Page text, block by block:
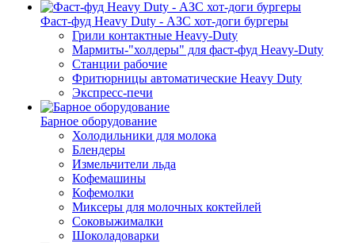
Фаст-фуд Heavy Duty - АЗС хот-доги бургеры
Грили контактные Heavy-Duty
Мармиты-"холдеры" для фаст-фуд Heavy-Duty
Станции рабочие
Фритюрницы автоматические Heavy Duty
Экспресс-печи
Барное оборудование
Холодильники для молока
Блендеры
Измельчители льда
Кофемашины
Кофемолки
Миксеры для молочных коктейлей
Соковыжималки
Шоколадоварки